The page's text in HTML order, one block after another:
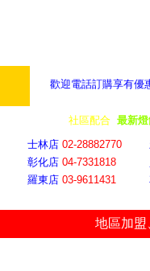
歡迎電話訂購享有優
社區配合 最新
士林店 02-28882770
彰化店 04-7331818
羅東店 03-9611431
地區加盟